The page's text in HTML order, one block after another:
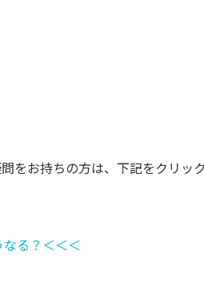
をお持ちの方は、下記をクリッ
る？＜＜＜